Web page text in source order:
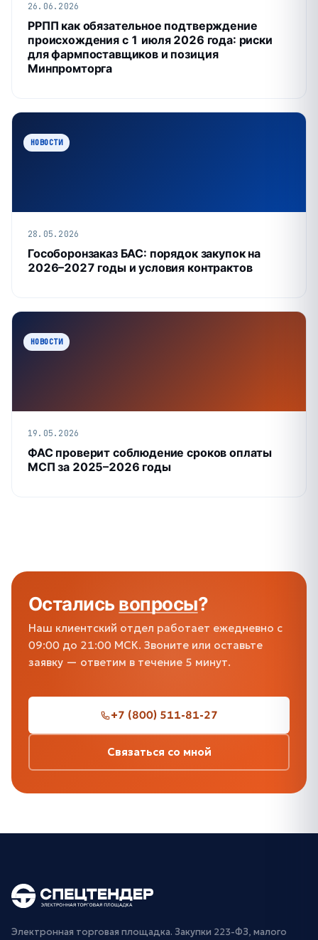
26.06.2026
РРПП как обязательное подтверждение
происхождения с 1 июля 2026 года: риски
для фармпоставщиков и позиция
Минпромторга
НОВОСТИ
28.05.2026
Гособоронзаказ БАС: порядок закупок на
2026–2027 годы и условия контрактов
НОВОСТИ
19.05.2026
ФАС проверит соблюдение сроков оплаты
МСП за 2025–2026 годы
Осталисьвопросы?
Наш клиентский отдел работает ежедневно с
09:00 до 21:00 МСК. Звоните или оставьте
заявку — ответим в течение 5 минут.
+7 (800) 511-81-27
Связаться со мной
Электронная торговая площадка. Закупки 223-ФЗ, малого